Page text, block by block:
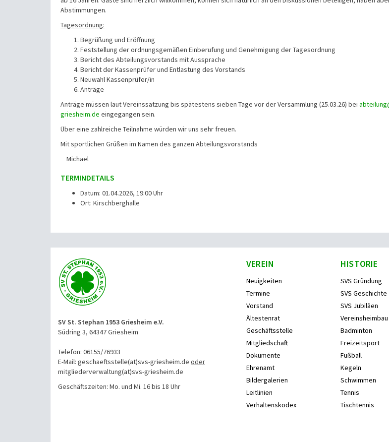
Abstimmungen.
Tagesordnung:
Begrüßung und Eröffnung
Feststellung der ordnungsgemäßen Einberufung und Genehmigung der Tagesordnung
Bericht des Abteilungsvorstands mit Aussprache
Bericht der Kassenprüfer und Entlastung des Vorstands
Neuwahl Kassenprüfer/in
Anträge
Anträge müssen laut Vereinssatzung bis spätestens sieben Tage vor der Versammlung (25.03.26) bei
griesheim.de eingegangen sein.
Über eine zahlreiche Teilnahme würden wir uns sehr freuen.
Mit sportlichen Grüßen im Namen des ganzen Abteilungsvorstands
Michael
TERMINDETAILS
Datum: 01.04.2026, 19:00 Uhr
Ort: Kirschberghalle
SV St. Stephan 1953 Griesheim e.V.
Südring 3, 64347 Griesheim
Telefon: 06155/76933
E-Mail: geschaeftsstelle(at)svs-griesheim.de oder
mitgliederverwaltung(at)svs-griesheim.de
Geschäftszeiten: Mo. und Mi. 16 bis 18 Uhr
VEREIN
Neuigkeiten
Termine
Vorstand
Ältestenrat
Geschäftsstelle
Mitgliedschaft
Dokumente
Ehrenamt
Bildergalerien
Leitlinien
Verhaltenskodex
HISTORIE
SVS Gründung
SVS Geschichte
SVS Jubiläen
Vereinsheimbau
Badminton
Freizeitsport
Fußball
Kegeln
Schwimmen
Tennis
Tischtennis